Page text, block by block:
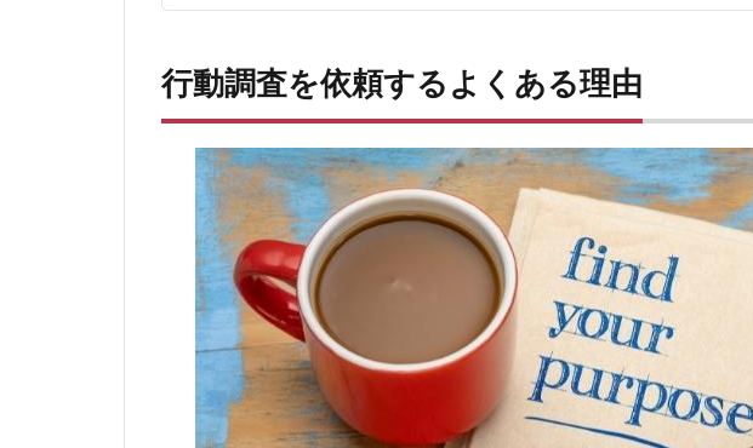
に連
絡が
つか
なく
なっ
た
2.7
従業
悪い
噂を
聞い
たた
め真
行動調査を依頼するよくある理由